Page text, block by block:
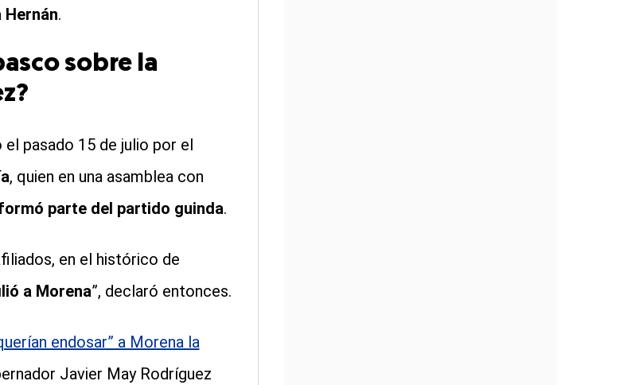
Hernán.
sobre la
pasado 15 de julio por el
, quien en una asamblea con
parte del partido guinda.
en el histórico de
a Morena”, declaró entonces.
endosar” a Morena la
Javier May Rodríguez